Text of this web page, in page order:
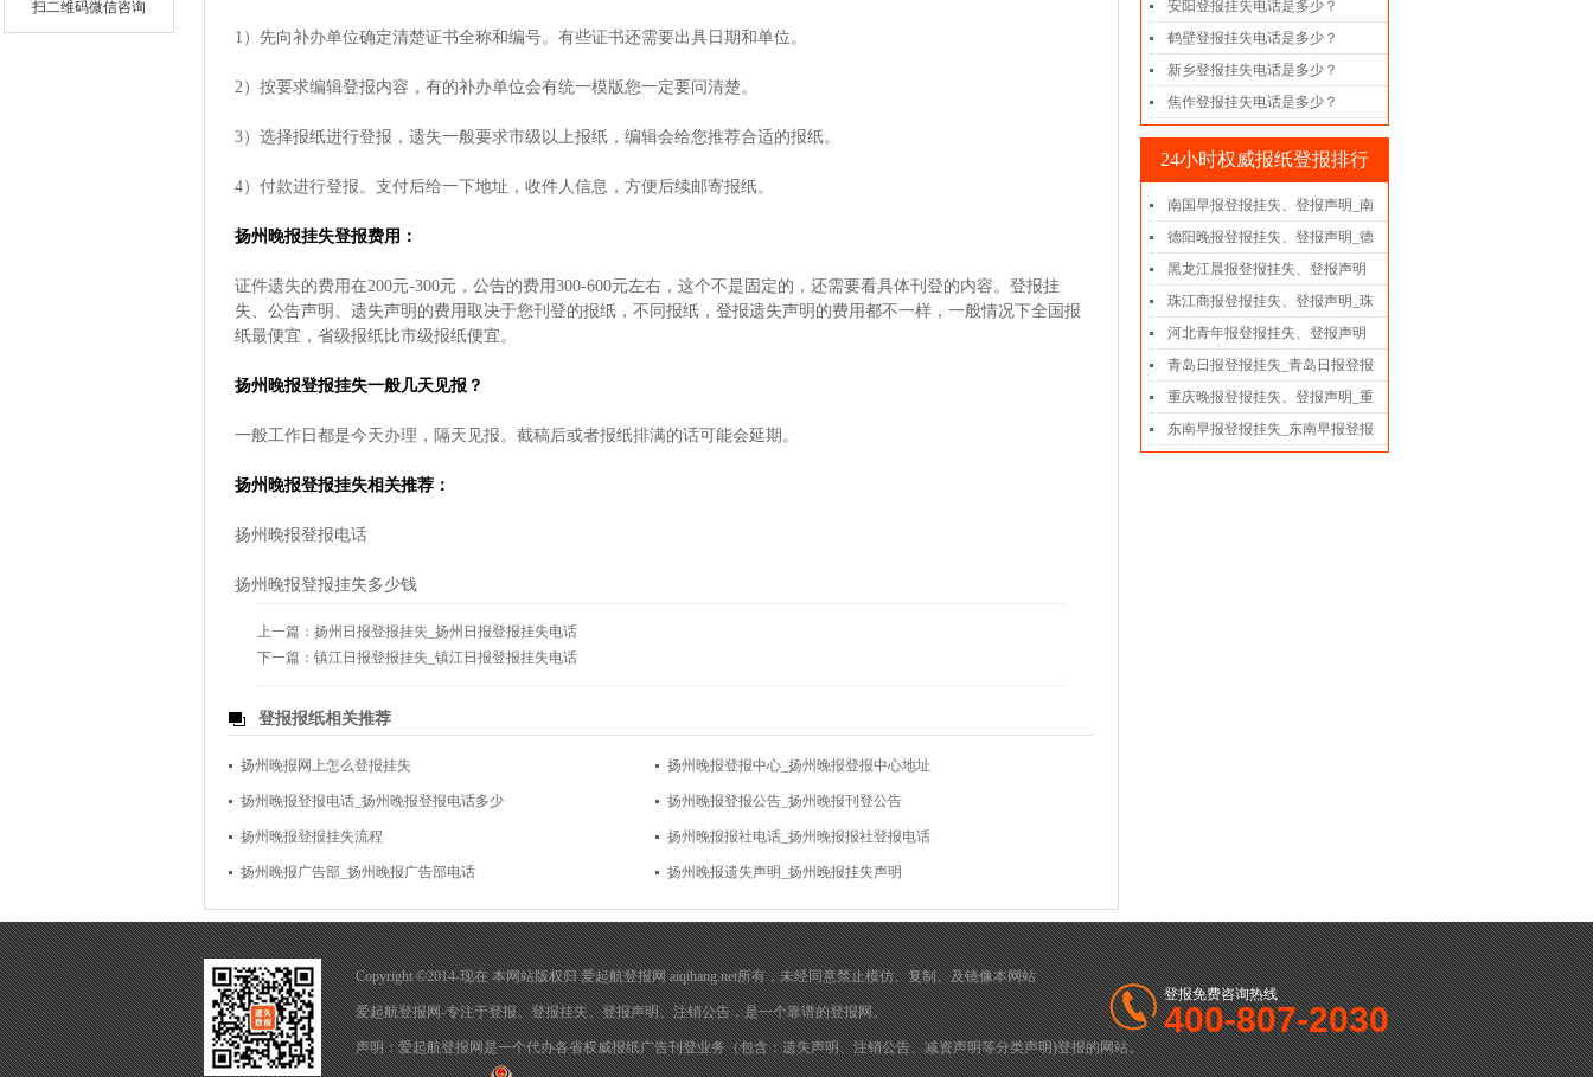
1）先向补办单位确定清楚证书全称和编号。有些证书还需要出具日期和单位。
2）按要求编辑登报内容，有的补办单位会有统一模版您一定要问清楚。
3）选择报纸进行登报，遗失一般要求市级以上报纸，编辑会给您推荐合适的报纸。
4）付款进行登报。支付后给一下地址，收件人信息，方便后续邮寄报纸。
扬州晚报挂失登报费用：
证件遗失的费用在200元-300元，公告的费用300-600元左右，这个不是固定的，还需要看具体刊登的内容。登报挂
失、公告声明、遗失声明的费用取决于您刊登的报纸，不同报纸，登报遗失声明的费用都不一样，一般情况下全国报
纸最便宜，省级报纸比市级报纸便宜。
扬州晚报登报挂失一般几天见报？
一般工作日都是今天办理，隔天见报。截稿后或者报纸排满的话可能会延期。
扬州晚报登报挂失相关推荐：
扬州晚报登报电话
扬州晚报登报挂失多少钱
上一篇： 扬州日报登报挂失_扬州日报登报挂失电话
下一篇： 镇江日报登报挂失_镇江日报登报挂失电话
登报报纸相关推荐
扬州晚报网上怎么登报挂失 扬州晚报登报中心_扬州晚报登报中心地址
扬州晚报登报电话_扬州晚报登报电话多少 扬州晚报登报公告_扬州晚报刊登公告
扬州晚报登报挂失流程 扬州晚报报社电话_扬州晚报报社登报电话
扬州晚报广告部_扬州晚报广告部电话 扬州晚报遗失声明_扬州晚报挂失声明
安阳登报挂失电话是多少？
鹤壁登报挂失电话是多少？
新乡登报挂失电话是多少？
焦作登报挂失电话是多少？
24小时权威报纸登报排行
南国早报登报挂失、登报声明_南
德阳晚报登报挂失、登报声明_德
黑龙江晨报登报挂失、登报声明
珠江商报登报挂失、登报声明_珠
河北青年报登报挂失、登报声明
青岛日报登报挂失_青岛日报登报
重庆晚报登报挂失、登报声明_重
东南早报登报挂失_东南早报登报
Copyright ©2014-现在 本网站版权归 爱起航登报网 aiqihang.net所有，未经同意禁止模仿、复制、及镜像本网站
爱起航登报网-专注于登报、登报挂失、登报声明、注销公告，是一个靠谱的登报网。
声明：爱起航登报网是一个代办各省权威报纸广告刊登业务（包含：遗失声明、注销公告、减资声明等分类声明)登报的网站。
登报免费咨询热线
400-807-2030
扫二维码微信咨询